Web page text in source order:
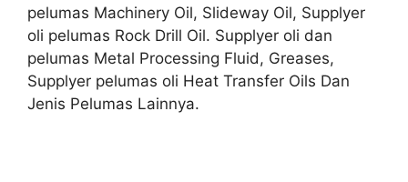
pelumas Machinery Oil, Slideway Oil, Supplyer
oli pelumas Rock Drill Oil. Supplyer oli dan
pelumas Metal Processing Fluid, Greases,
Supplyer pelumas oli Heat Transfer Oils Dan
Jenis Pelumas Lainnya.